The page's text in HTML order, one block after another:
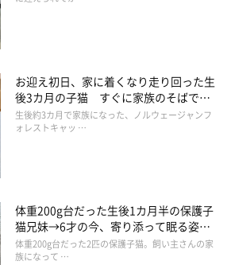
か見えない！（笑）
お迎え初日、家に着くなり走り回った生
後3カ月の子猫 すぐに家族のそばで落
ち着く姿に「迎えてよかった」
生後約3カ月で家族になった、ノルウェージャンフ
ォレストキャッ …
体重200g台だった生後1カ月半の保護子
猫兄妹→6才の今、寄り添って眠る姿に
ほっこり！
体重200g台だった2匹の保護子猫。飼い主さんの家
族になって …